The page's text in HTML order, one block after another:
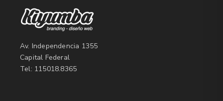
Av. Independencia 1355
Capital Federal
Tel: 115018.8365